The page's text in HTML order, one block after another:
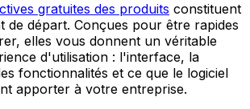
gratuites des produits constituent
de départ. Conçues pour être rapides
elles vous donnent un véritable
d'utilisation : l'interface, la
fonctionnalités et ce que le logiciel
apporter à votre entreprise.